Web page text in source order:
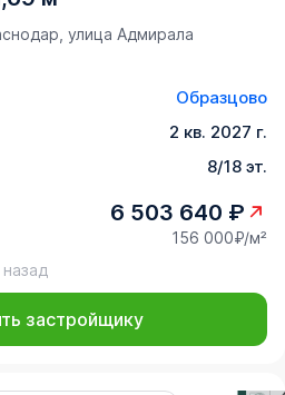
улица Адмирала
Образцово
2 кв. 2027 г.
8/18 эт.
6 503 640 ₽
156 000₽/м²
застройщику